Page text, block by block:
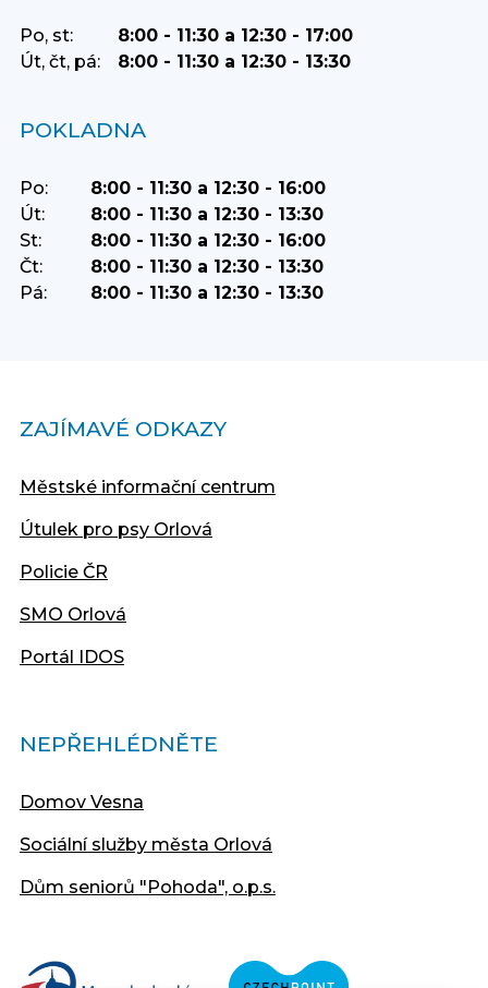
Po, st:
8:00 - 11:30 a 12:30 - 17:00
Út, čt, pá:
8:00 - 11:30 a 12:30 - 13:30
POKLADNA
Po:
8:00 - 11:30 a 12:30 - 16:00
Út:
8:00 - 11:30 a 12:30 - 13:30
St:
8:00 - 11:30 a 12:30 - 16:00
Čt:
8:00 - 11:30 a 12:30 - 13:30
Pá:
8:00 - 11:30 a 12:30 - 13:30
ZAJÍMAVÉ ODKAZY
Městské informační centrum
Útulek pro psy Orlová
Policie ČR
SMO Orlová
Portál IDOS
NEPŘEHLÉDNĚTE
Domov Vesna
Sociální služby města Orlová
Dům seniorů "Pohoda", o.p.s.